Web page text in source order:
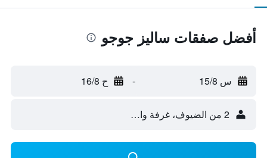
أفضل صفقات ساليز جوجو
س 15/8 - ح 16/8
2 من الضيوف، غرفة واحدة